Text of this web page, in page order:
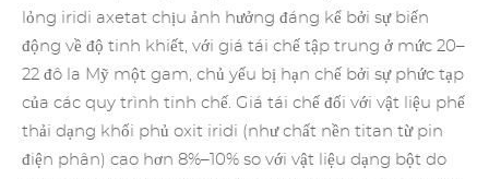
lỏng iridi axetat chịu ảnh hưởng đáng kể bởi sự biến
động về độ tinh khiết, với giá tái chế tập trung ở mức 20–
22 đô la Mỹ một gam, chủ yếu bị hạn chế bởi sự phức tạp
của các quy trình tinh chế. Giá tái chế đối với vật liệu phế
thải dạng khối phủ oxit iridi (như chất nền titan từ pin
điện phân) cao hơn 8%–10% so với vật liệu dạng bột do